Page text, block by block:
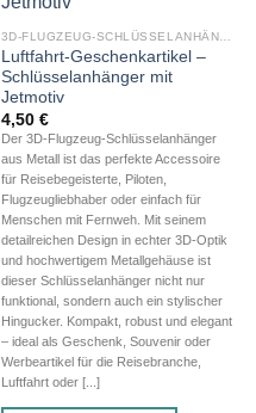
Luftfahrt-Geschenkartikel –
Schlüsselanhänger mit
Jetmotiv
4,50 €
Der 3D-Flugzeug-Schlüsselanhänger
aus Metall ist das perfekte Accessoire
für Reisebegeisterte, Piloten,
Flugzeugliebhaber oder einfach für
Menschen mit Fernweh. Mit seinem
detailreichen Design in echter 3D-Optik
und hochwertigem Metallgehäuse ist
dieser Schlüsselanhänger nicht nur
funktional, sondern auch ein stylischer
Hingucker. Kompakt, robust und elegant
– ideal als Geschenk, Souvenir oder
Werbeartikel für die Reisebranche,
Luftfahrt oder [...]